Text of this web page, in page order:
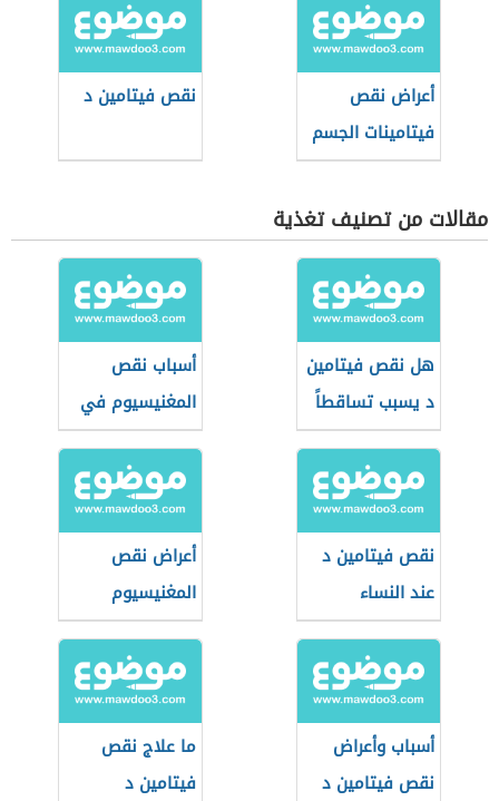
أعراض نقص
فيتامينات الجسم
نقص فيتامين د
مقالات من تصنيف تغذية
هل نقص فيتامين
د يسبب تساقطاً
للشعر
أسباب نقص
المغنيسيوم في
الجسم
نقص فيتامين د
عند النساء
وتساقط الشعر
أعراض نقص
المغنيسيوم
والبوتاسيوم
أسباب وأعراض
نقص فيتامين د
ما علاج نقص
فيتامين د